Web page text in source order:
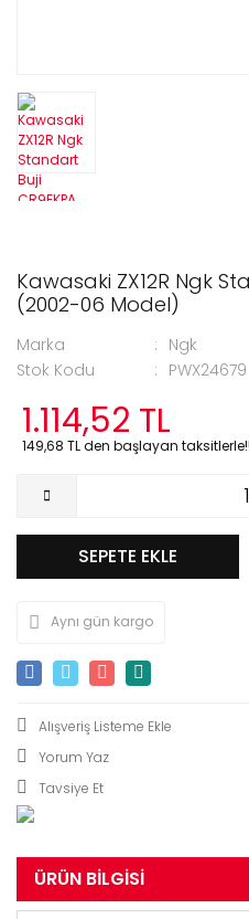
Kawasaki ZX12R Ngk
(2002-06 Model)
Marka
Ngk
Stok Kodu
PWX24679
1.114,52 TL
149,68 TL den başlayan taksitlerle!!
SEPETE EKLE
Aynı gün kargo
Yorum Yaz
Tavsiye Et
ÜRÜN BILGISI